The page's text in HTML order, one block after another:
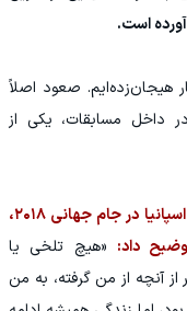
است.
هیجان‌زده‌ایم. صعود اصلاً
داخل مسابقات، یکی از
او درباره از دست دادن فرصت هدایت تیم ملی اسپانیا در جام جهانی ۲۰۱۸،
داد: «هیچ تلخی یا
آنچه از من گرفته، به من